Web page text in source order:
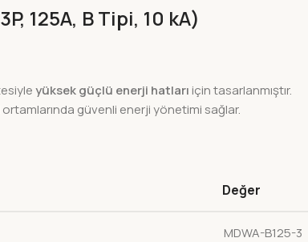
125A, B Tipi, 10 kA)
yüksek güçlü enerji hatları için tasarlanmıştır.
ortamlarında güvenli enerji yönetimi sağlar.
Değer
MDWA-B125-3